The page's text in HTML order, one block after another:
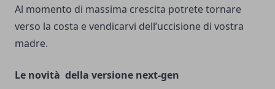
Al momento di massima crescita potrete tornare
verso la costa e vendicarvi dell’uccisione di vostra
madre.
Le novità della versione next-gen